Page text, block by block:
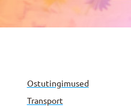
Ostutingimused
Transport